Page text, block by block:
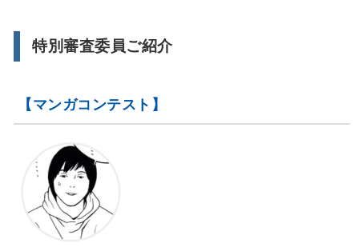
特別審査委員ご紹介
【マンガコンテスト】